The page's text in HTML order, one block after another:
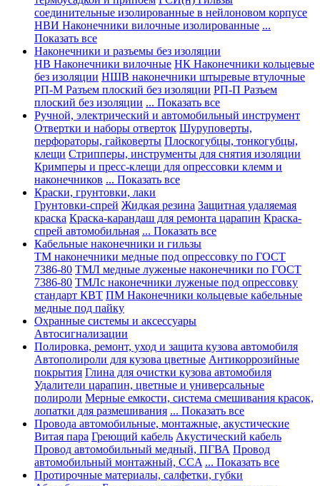
соединительные изолированные в нейлоновом корпусе
НВИ Наконечники вилочные изолированные ...
Показать все
Наконечники и разъемы без изоляции
НВ Наконечники вилочные НК Наконечники кольцевые
без изоляции НШВ наконечники штыревые втулочные
РП-М Разъем плоский без изоляции РП-П Разъем
плоский без изоляции ... Показать все
Ручной, электрический и автомобильный инструмент
Отвертки и наборы отверток Шуруповерты,
перфораторы, гайковерты Плоскогубцы, тонкогубцы,
клещи Стрипперы, инструменты для снятия изоляции
Кримперы и пресс-клещи для опрессовки клемм и
наконечников ... Показать все
Краски, грунтовки, лаки
Грунтовки-спрей Жидкая резина Защитная удаляемая
краска Краска-карандаш для ремонта царапин Краска-
спрей автомобильная ... Показать все
Кабельные наконечники и гильзы
ТМ наконечники медные под опрессовку по ГОСТ
7386-80 ТМЛ медные луженые наконечники по ГОСТ
7386-80 ТМЛс наконечники луженые под опрессовку
стандарт КВТ ПМ Наконечники кольцевые кабельные
медные под пайку
Охранные системы и аксессуары
Автосигнализации
Полировка, ремонт, уход и защита кузова автомобиля
Автополироли для кузова цветные Антикоррозийные
покрытия Глина для очистки кузова автомобиля
Удалители царапин, цветные и универсальные
полироли Мерные емкости, система смешивания красок,
лопатки для размешивания ... Показать все
Провода автомобильные, монтажные, акустические
Витая пара Греющий кабель Акустический кабель
Провод автомобильный медный, ПГВА Провод
автомобильный монтажный, CCA ... Показать все
Протирочные материалы, салфетки, губки